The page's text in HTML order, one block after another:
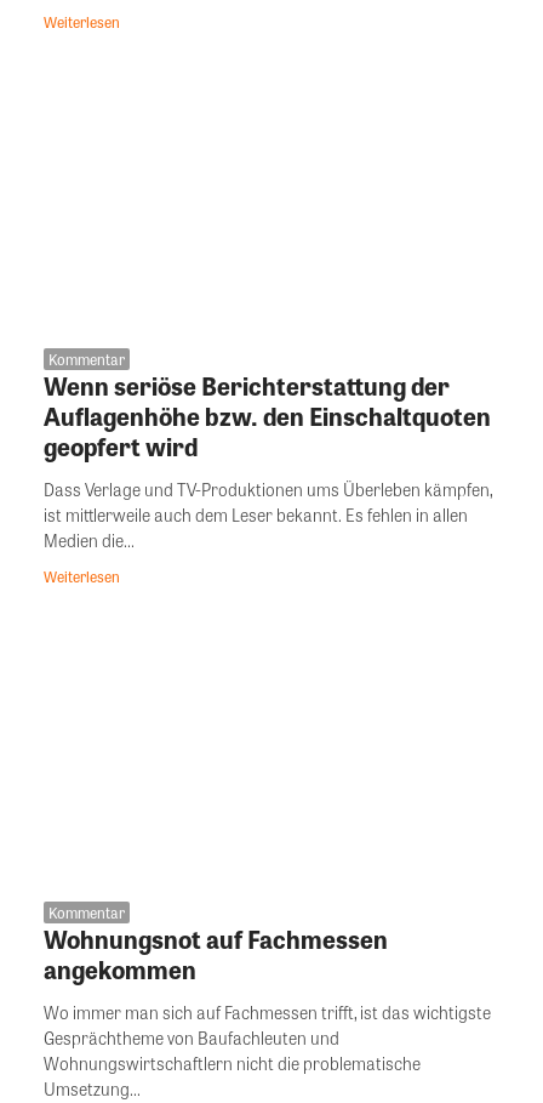
Weiterlesen
Kommentar
Wenn seriöse Berichterstattung der
Auflagenhöhe bzw. den Einschaltquoten
geopfert wird
Dass Verlage und TV-Produktionen ums Überleben kämpfen,
ist mittlerweile auch dem Leser bekannt. Es fehlen in allen
Medien die...
Weiterlesen
Kommentar
Wohnungsnot auf Fachmessen
angekommen
Wo immer man sich auf Fachmessen trifft, ist das wichtigste
Gesprächtheme von Baufachleuten und
Wohnungswirtschaftlern nicht die problematische
Umsetzung...